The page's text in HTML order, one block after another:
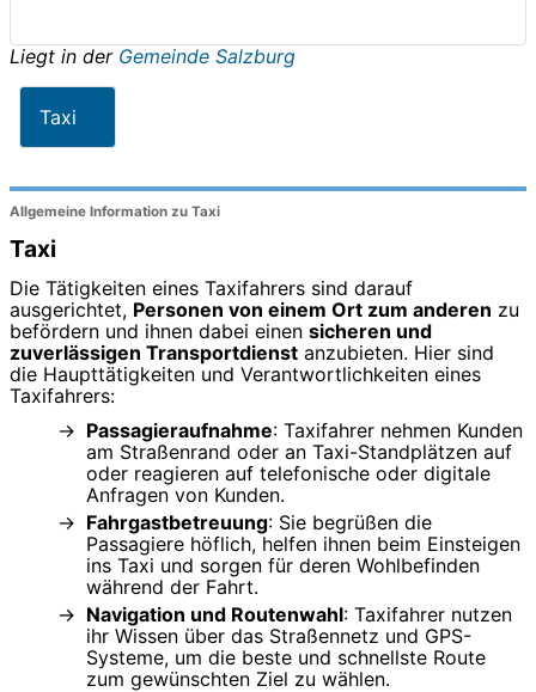
Liegt in der Gemeinde Salzburg
Taxi
Allgemeine Information zu Taxi
Taxi
Die Tätigkeiten eines Taxifahrers sind darauf
ausgerichtet, Personen von einem Ort zum anderen zu
befördern und ihnen dabei einen sicheren und
zuverlässigen Transportdienst anzubieten. Hier sind
die Haupttätigkeiten und Verantwortlichkeiten eines
Taxifahrers:
Passagieraufnahme: Taxifahrer nehmen Kunden
am Straßenrand oder an Taxi-Standplätzen auf
oder reagieren auf telefonische oder digitale
Anfragen von Kunden.
Fahrgastbetreuung: Sie begrüßen die
Passagiere höflich, helfen ihnen beim Einsteigen
ins Taxi und sorgen für deren Wohlbefinden
während der Fahrt.
Navigation und Routenwahl: Taxifahrer nutzen
ihr Wissen über das Straßennetz und GPS-
Systeme, um die beste und schnellste Route
zum gewünschten Ziel zu wählen.